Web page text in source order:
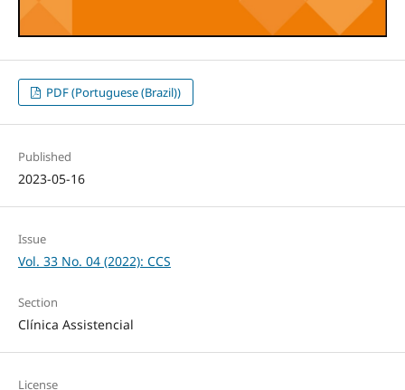
PDF (Portuguese (Brazil))
Published
2023-05-16
Issue
Vol. 33 No. 04 (2022): CCS
Section
Clínica Assistencial
License